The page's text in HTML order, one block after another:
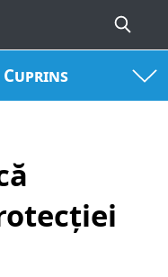
Cuprins